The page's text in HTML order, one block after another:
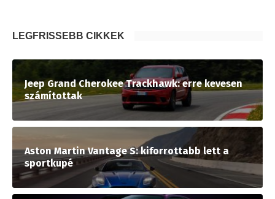
LEGFRISSEBB CIKKEK
Jeep Grand Cherokee Trackhawk: erre kevesen
számítottak
Aston Martin Vantage S: kiforrottabb lett a
sportkupé